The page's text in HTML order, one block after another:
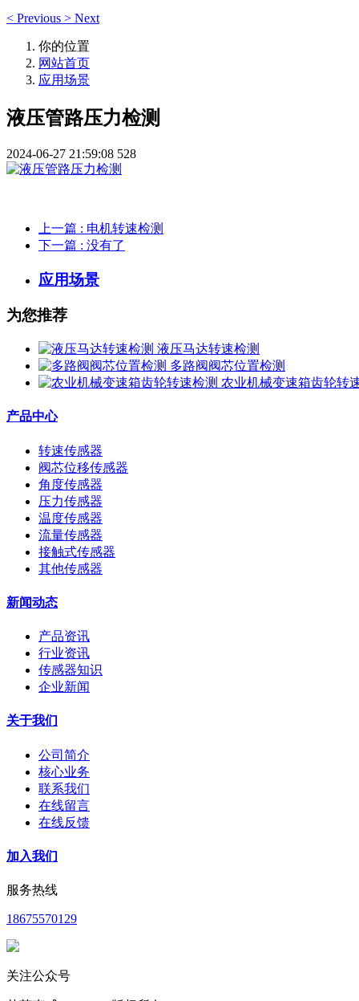
< Previous > Next
你的位置
网站首页
应用场景
液压管路压力检测
2024-06-27 21:59:08 528
上一篇 : 电机转速检测
下一篇 : 没有了
应用场景
为您推荐
液压马达转速检测
多路阀阀芯位置检测
农业机械变速箱齿轮转
产品中心
转速传感器
阀芯位移传感器
角度传感器
压力传感器
温度传感器
流量传感器
接触式传感器
其他传感器
新闻动态
产品资讯
行业资讯
传感器知识
企业新闻
关于我们
公司简介
核心业务
联系我们
在线留言
在线反馈
加入我们
服务热线
18675570129
关注公众号